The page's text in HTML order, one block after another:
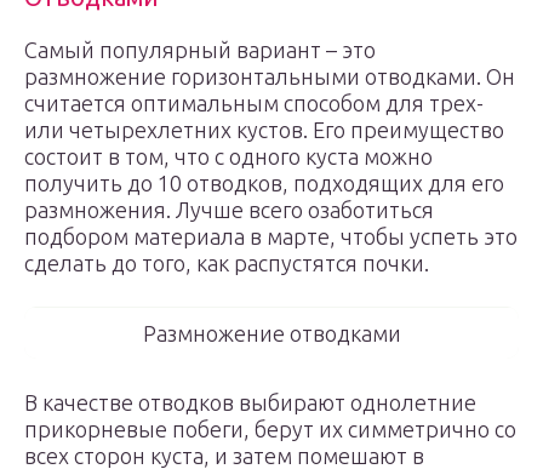
Самый популярный вариант – это
размножение горизонтальными отводками. Он
считается оптимальным способом для трех-
или четырехлетних кустов. Его преимущество
состоит в том, что с одного куста можно
получить до 10 отводков, подходящих для его
размножения. Лучше всего озаботиться
подбором материала в марте, чтобы успеть это
сделать до того, как распустятся почки.
Размножение отводками
В качестве отводков выбирают однолетние
прикорневые побеги, берут их симметрично со
всех сторон куста, и затем помешают в